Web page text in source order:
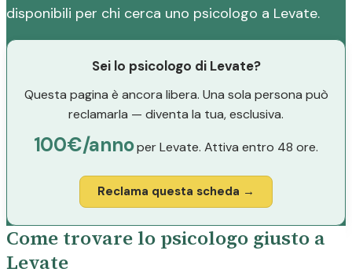
disponibili per chi cerca uno psicologo a Levate.
Sei lo psicologo di Levate?
Questa pagina è ancora libera. Una sola persona può
reclamarla — diventa la tua, esclusiva.
100€/annoper Levate. Attiva entro 48 ore.
Reclama questa scheda →
Come trovare lo psicologo giusto a
Levate